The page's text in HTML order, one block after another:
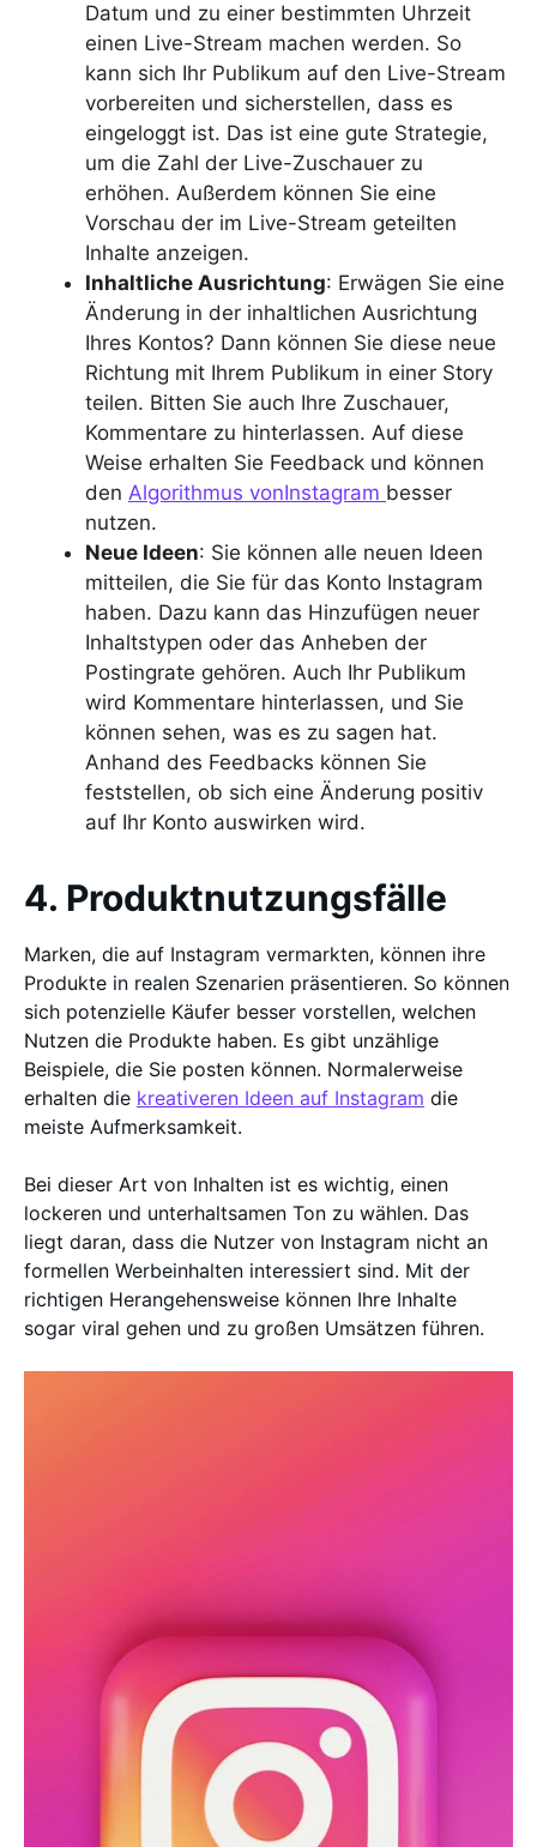
Datum und zu einer bestimmten Uhrzeit
einen Live-Stream machen werden. So
kann sich Ihr Publikum auf den Live-Stream
vorbereiten und sicherstellen, dass es
eingeloggt ist. Das ist eine gute Strategie,
um die Zahl der Live-Zuschauer zu
erhöhen. Außerdem können Sie eine
Vorschau der im Live-Stream geteilten
Inhalte anzeigen.
Inhaltliche Ausrichtung: Erwägen Sie eine
Änderung in der inhaltlichen Ausrichtung
Ihres Kontos? Dann können Sie diese neue
Richtung mit Ihrem Publikum in einer Story
teilen. Bitten Sie auch Ihre Zuschauer,
Kommentare zu hinterlassen. Auf diese
Weise erhalten Sie Feedback und können
den Algorithmus vonInstagram besser
nutzen.
Neue Ideen: Sie können alle neuen Ideen
mitteilen, die Sie für das Konto Instagram
haben. Dazu kann das Hinzufügen neuer
Inhaltstypen oder das Anheben der
Postingrate gehören. Auch Ihr Publikum
wird Kommentare hinterlassen, und Sie
können sehen, was es zu sagen hat.
Anhand des Feedbacks können Sie
feststellen, ob sich eine Änderung positiv
auf Ihr Konto auswirken wird.
4. Produktnutzungsfälle
Marken, die auf Instagram vermarkten, können ihre
Produkte in realen Szenarien präsentieren. So können
sich potenzielle Käufer besser vorstellen, welchen
Nutzen die Produkte haben. Es gibt unzählige
Beispiele, die Sie posten können. Normalerweise
erhalten die kreativeren Ideen auf Instagram die
meiste Aufmerksamkeit.
Bei dieser Art von Inhalten ist es wichtig, einen
lockeren und unterhaltsamen Ton zu wählen. Das
liegt daran, dass die Nutzer von Instagram nicht an
formellen Werbeinhalten interessiert sind. Mit der
richtigen Herangehensweise können Ihre Inhalte
sogar viral gehen und zu großen Umsätzen führen.